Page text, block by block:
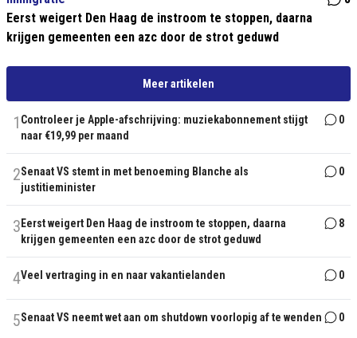
Eerst weigert Den Haag de instroom te stoppen, daarna
krijgen gemeenten een azc door de strot geduwd
Meer artikelen
1 Controleer je Apple-afschrijving: muziekabonnement stijgt
naar €19,99 per maand
0
2Senaat VS stemt in met benoeming Blanche als
justitieminister
0
3 Eerst weigert Den Haag de instroom te stoppen, daarna
krijgen gemeenten een azc door de strot geduwd
8
4Veel vertraging in en naar vakantielanden 0
5Senaat VS neemt wet aan om shutdown voorlopig af te wenden 0